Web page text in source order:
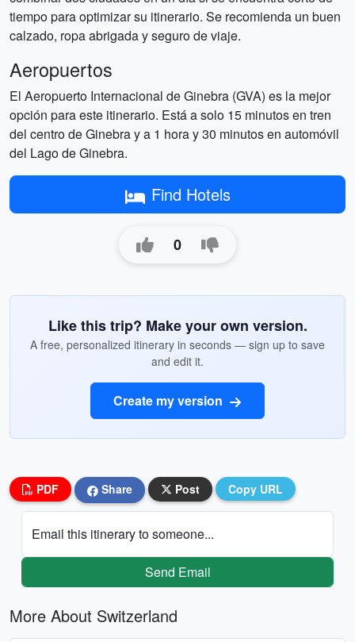
tiempo para optimizar su itinerario. Se recomienda un buen
calzado, ropa abrigada y seguro de viaje.
Aeropuertos
El Aeropuerto Internacional de Ginebra (GVA) es la mejor
opción para este itinerario. Está a solo 15 minutos en tren
del centro de Ginebra y a 1 hora y 30 minutos en automóvil
del Lago de Ginebra.
Find Hotels
0
Like this trip? Make your own version.
A free, personalized itinerary in seconds — sign up to save
and edit it.
Create my version
PDF Share Post Copy URL
Email this itinerary to someone...
Send Email
More About Switzerland